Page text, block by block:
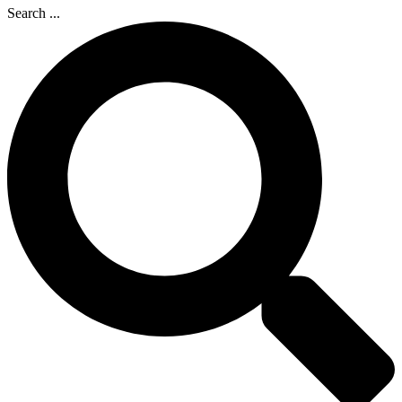
Search ...